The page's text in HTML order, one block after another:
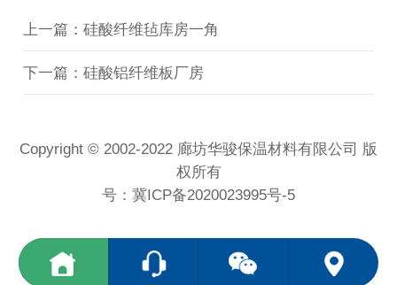
上一篇：硅酸纤维毡库房一角
下一篇：硅酸铝纤维板厂房
Copyright © 2002-2022 廊坊华骏保温材料有限公司 版
权所有
号： 冀ICP备2020023995号-5